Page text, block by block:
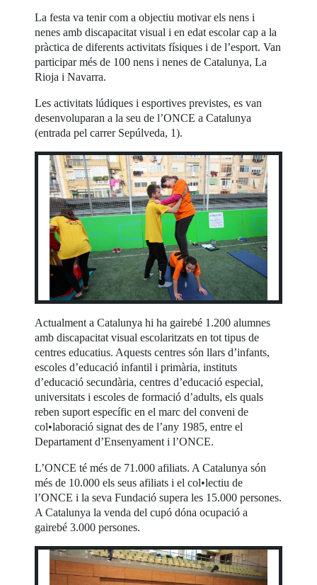
La festa va tenir com a objectiu motivar els nens i
nenes amb discapacitat visual i en edat escolar cap a la
pràctica de diferents activitats físiques i de l’esport. Van
participar més de 100 nens i nenes de Catalunya, La
Rioja i Navarra.
Les activitats lúdiques i esportives previstes, es van
desenvoluparan a la seu de l’ONCE a Catalunya
(entrada pel carrer Sepúlveda, 1).
Actualment a Catalunya hi ha gairebé 1.200 alumnes
amb discapacitat visual escolaritzats en tot tipus de
centres educatius. Aquests centres són llars d’infants,
escoles d’educació infantil i primària, instituts
d’educació secundària, centres d’educació especial,
universitats i escoles de formació d’adults, els quals
reben suport específic en el marc del conveni de
col•laboració signat des de l’any 1985, entre el
Departament d’Ensenyament i l’ONCE.
L’ONCE té més de 71.000 afiliats. A Catalunya són
més de 10.000 els seus afiliats i el col•lectiu de
l’ONCE i la seva Fundació supera les 15.000 persones.
A Catalunya la venda del cupó dóna ocupació a
gairebé 3.000 persones.